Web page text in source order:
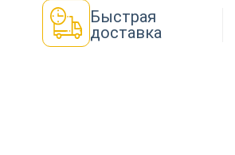
Быстрая
доставка